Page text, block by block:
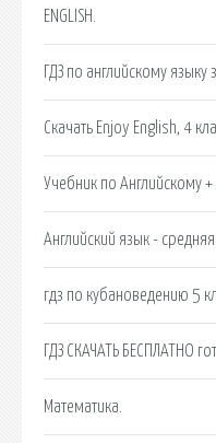
ENGLISH.
ГДЗ по английскому
Скачать Enjoy English, 4
Учебник по Английскому
Английский язык -
гдз по кубановедению 5
ГДЗ СКАЧАТЬ БЕСПЛАТНО
Математика.